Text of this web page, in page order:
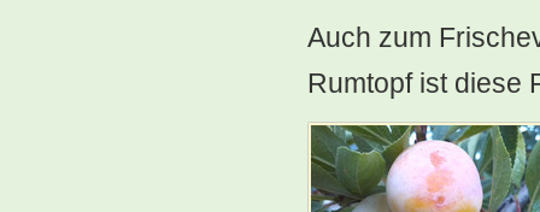
Auch zum
Rumtopf ist diese